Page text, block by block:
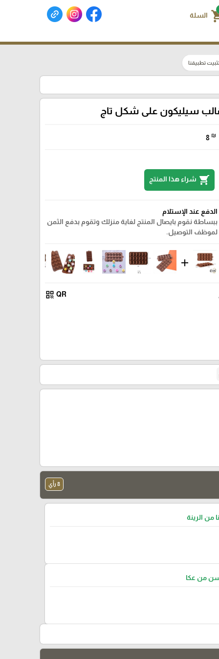
السلة
تطبيقنا
سيليكون على شكل تاج
8 ₪
shopping_cart شراء هذا المنتج
الدفع عند الإستلام
ببساطة نقوم بايصال المنتج لغاية منزلك وتقوم بدفع الثمن
لموظف التوصيل.
add
QR
qr_code
8 رأي
من الرينة
من عكا